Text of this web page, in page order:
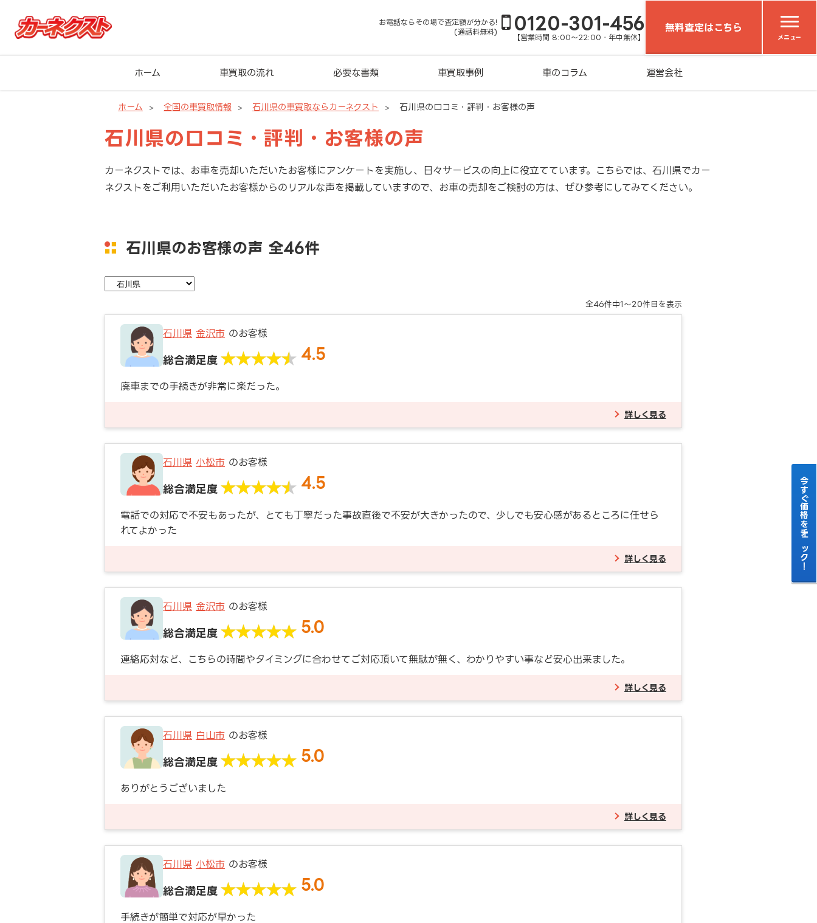
お電話ならその場で査定額が分かる!
(通話料無料)
0120-301-456
【営業時間 8:00～22:00・年中無休】
無料査定はこちら
メニュー
ホーム 車買取の流れ 必要な書類 車買取事例 車のコラム 運営会社
ホーム 全国の車買取情報 石川県の車買取ならカーネクスト 石川県の口コミ・評判・お客様の声
石川県の口コミ・評判・お客様の声
カーネクストでは、お車を売却いただいたお客様にアンケートを実施し、日々サービスの向上に役立てています。こちらでは、石川県でカー
ネクストをご利用いただいたお客様からのリアルな声を掲載していますので、お車の売却をご検討の方は、ぜひ参考にしてみてください。
石川県のお客様の声 全46件
全46件中1～20件目を表示
石川県 金沢市 のお客様
総合満足度 4.5
廃車までの手続きが非常に楽だった。
詳しく見る
石川県 小松市 のお客様
総合満足度 4.5
電話での対応で不安もあったが、とても丁寧だった事故直後で不安が大きかったので、少しでも安心感があるところに任せら
れてよかった
詳しく見る
石川県 金沢市 のお客様
総合満足度 5.0
連絡応対など、こちらの時間やタイミングに合わせてご対応頂いて無駄が無く、わかりやすい事など安心出来ました。
詳しく見る
石川県 白山市 のお客様
総合満足度 5.0
ありがとうございました
詳しく見る
石川県 小松市 のお客様
総合満足度 5.0
手続きが簡単で対応が早かった
今すぐ価格をチェック！